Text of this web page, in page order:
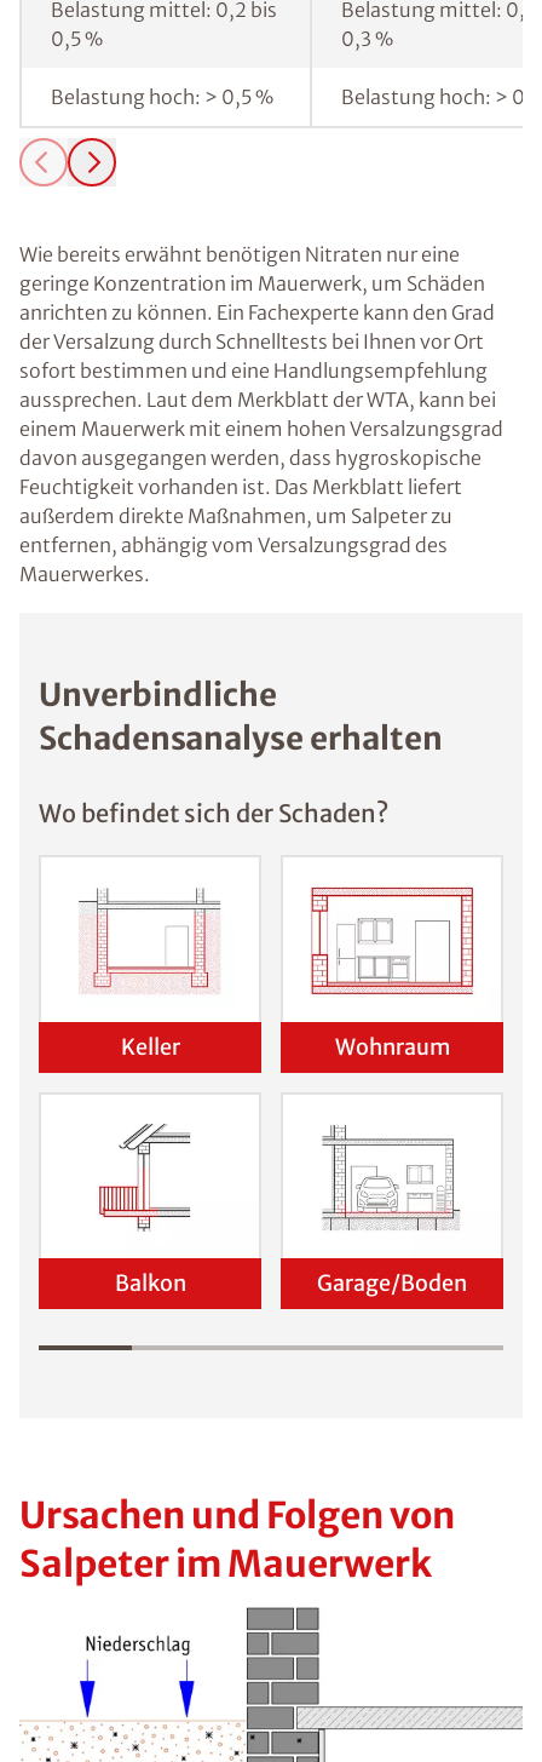
Belastung mittel: 0,2 bis
0,5 %
Belastung mittel: 0,1
0,3 %
Belastung hoch: > 0,5 % Belastung hoch: >
Wie bereits erwähnt benötigen Nitraten nur eine
geringe Konzentration im Mauerwerk, um Schäden
anrichten zu können. Ein Fachexperte kann den Grad
der Versalzung durch Schnelltests bei Ihnen vor Ort
sofort bestimmen und eine Handlungsempfehlung
aussprechen. Laut dem Merkblatt der WTA, kann bei
einem Mauerwerk mit einem hohen Versalzungsgrad
davon ausgegangen werden, dass hygroskopische
Feuchtigkeit vorhanden ist. Das Merkblatt liefert
außerdem direkte Maßnahmen, um Salpeter zu
entfernen, abhängig vom Versalzungsgrad des
Mauerwerkes.
Unverbindliche
Schadensanalyse erhalten
Wo befindet sich der Schaden?
Keller Wohnraum
Balkon Garage/Boden
Ursachen und Folgen von
Salpeter im Mauerwerk